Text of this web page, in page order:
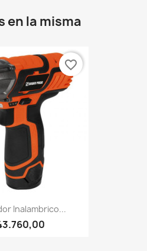
en la misma
Inalambrico...
favorite_border